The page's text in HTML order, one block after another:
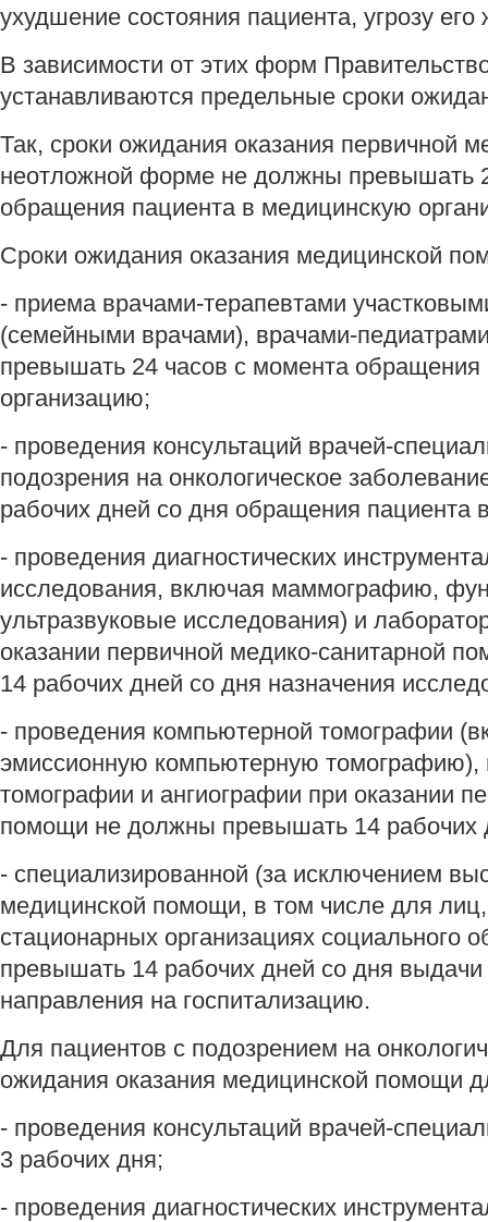
ухудшение состояния пациента, угрозу
В зависимости от этих форм
устанавливаются предельные сроки
Так, сроки ожидания оказания первичной
неотложной форме не должны превышать
обращения пациента в медицинскую
Сроки ожидания оказания медицинской
- приема врачами-терапевтами
(семейными врачами), врачами-
превышать 24 часов с момента
организацию;
- проведения консультаций врачей-
подозрения на онкологическое
рабочих дней со дня обращения пациента
- проведения диагностических
исследования, включая маммографию,
ультразвуковые исследования) и
оказании первичной медико-санитарной
14 рабочих дней со дня назначения
- проведения компьютерной томографии
эмиссионную компьютерную томографию),
томографии и ангиографии при оказании
помощи не должны превышать 14 рабочих
- специализированной (за исключением
медицинской помощи, в том числе для
стационарных организациях социального
превышать 14 рабочих дней со дня
направления на госпитализацию.
Для пациентов с подозрением на
ожидания оказания медицинской помощи
- проведения консультаций врачей-
3 рабочих дня;
- проведения диагностических